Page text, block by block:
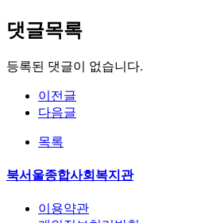
댓글목록
등록된 댓글이 없습니다.
이전글
다음글
목록
북서울종합사회복지관
이용약관